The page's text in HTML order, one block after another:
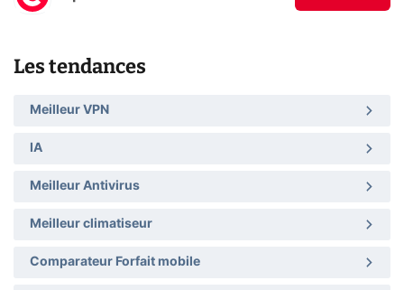
Les tendances
Meilleur VPN
IA
Meilleur Antivirus
Meilleur climatiseur
Comparateur Forfait mobile